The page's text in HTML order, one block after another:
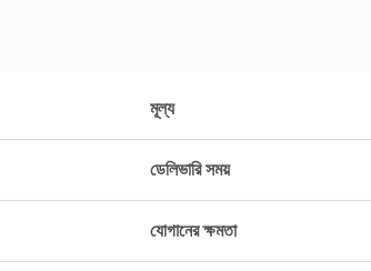
মূল্য
ডেলিভারি সময়
যোগানের ক্ষমতা